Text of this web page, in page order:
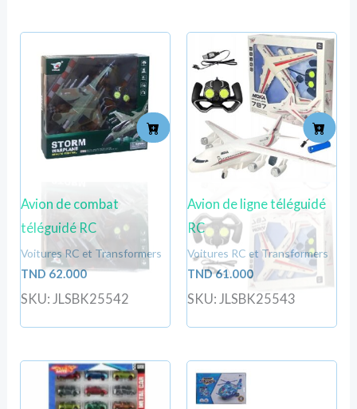
Avion de combat
téléguidé RC
Voitures RC et Transformers
TND 62.000
SKU: JLSBK25542
Avion de ligne téléguidé
RC
Voitures RC et Transformers
TND61.000
SKU: JLSBK25543